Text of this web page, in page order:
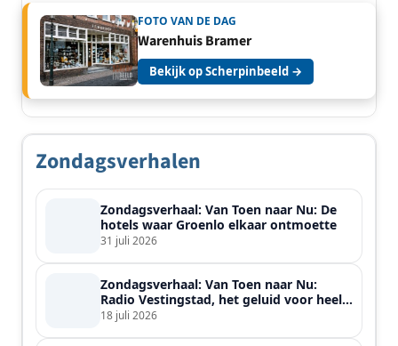
FOTO VAN DE DAG
Warenhuis Bramer
Bekijk op Scherpinbeeld →
Zondagsverhalen
Zondagsverhaal: Van Toen naar Nu: De
hotels waar Groenlo elkaar ontmoette
31 juli 2026
Zondagsverhaal: Van Toen naar Nu:
Radio Vestingstad, het geluid voor heel
de streek
18 juli 2026